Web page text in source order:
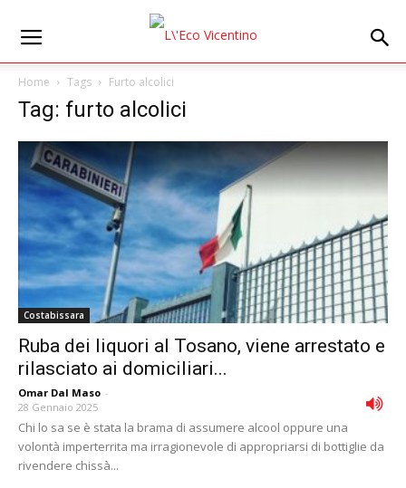
Home Tags Furto alcolici
Tag: furto alcolici
Costabissara
Ruba dei liquori al Tosano, viene arrestato e
rilasciato ai domiciliari...
Omar Dal Maso -
28 Gennaio 2025
Chi lo sa se è stata la brama di assumere alcool oppure una
volontà imperterrita ma irragionevole di appropriarsi di bottiglie da
rivendere chissà...